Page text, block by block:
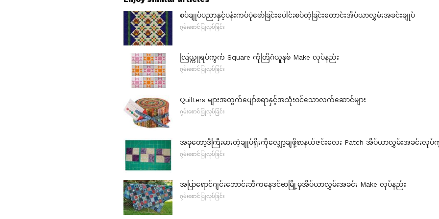
စပ်ချုပ်ပညာနှင့်ပန်းကပ်ပုံဖော်ခြင်းပေါင်းစပ်တဲ့ခြင်းတောင်းအိပ်ယာလွှမ်းအခင်းချုပ်
ဂွမ်းစောင်ပြုလုပ်ခြင်း
လြယ္ကူရပ်ကွက် Square ကိုတြိဂံယူနစ် Make လုပ်နည်း
ဂွမ်းစောင်ပြုလုပ်ခြင်း
Quilters များအတွက်ပျော်စရာနှင့်အသုံးဝင်သောလက်ဆောင်များ
ဂွမ်းစောင်ပြုလုပ်ခြင်း
အခုတော့ဒီကြီးမားတဲ့ချုပ်ရိုးကိုလျှော့ချဖို့စာနယ်ဇင်းလေး Patch အိပ်ယာလွှမ်းအခင်းလု
ဂွမ်းစောင်ပြုလုပ်ခြင်း
အပြာရောင်ဂျင်းဘောင်းဘီကနေဒင်ဗာမြို့မှအိပ်ယာလွှမ်းအခင်း Make လုပ်နည်း
ဂွမ်းစောင်ပြုလုပ်ခြင်း